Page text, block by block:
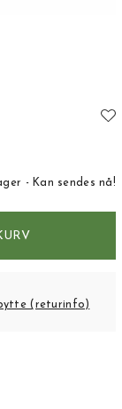
- Kan sendes nå!
(returinfo)